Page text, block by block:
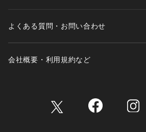
よくある質問・お問い合わせ
会社概要・利用規約など